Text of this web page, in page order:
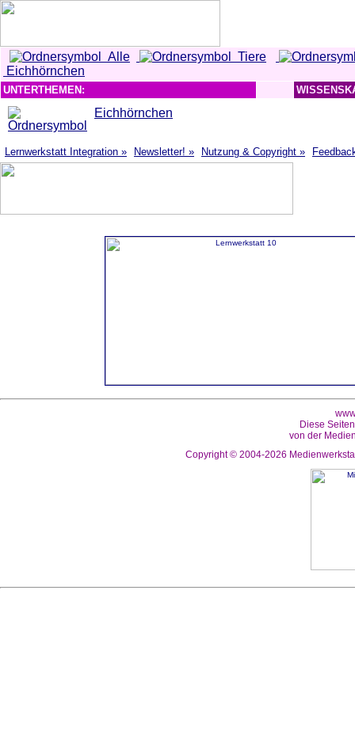
Alle
Tiere
Eichhörnchen
UNTERTHEMEN:
Eichhörnchen
Lernwerkstatt Integration » Newsletter! » Nutzung & Copyright »
Diese
von der
Copyright © 2004-2026